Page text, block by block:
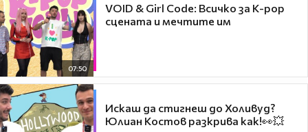
07:50
VOID & Girl Code: Всичко за K-pop
сцената и мечтите им
Искаш да стигнеш до Холивуд?
Юлиан Костов разкрива как!👀💥